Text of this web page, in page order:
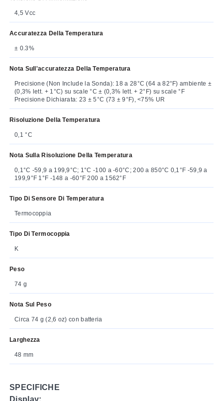
4,5 Vcc
Accuratezza Della Temperatura
± 0.3%
Nota Sull'accuratezza Della Temperatura
Precisione (Non Include la Sonda): 18 a 28°C (64 a 82°F) ambiente ±
(0,3% lett. + 1°C) su scale °C ± (0,3% lett. + 2°F) su scale °F
Precisione Dichiarata: 23 ± 5°C (73 ± 9°F), <75% UR
Risoluzione Della Temperatura
0,1 °C
Nota Sulla Risoluzione Della Temperatura
0,1°C -59,9 a 199,9°C; 1°C -100 a -60°C; 200 a 850°C 0,1°F -59,9 a
199,9°F 1°F -148 a -60°F 200 a 1562°F
Tipo Di Sensore Di Temperatura
Termocoppia
Tipo Di Termocoppia
K
Peso
74 g
Nota Sul Peso
Circa 74 g (2,6 oz) con batteria
Larghezza
48 mm
SPECIFICHE
Display: